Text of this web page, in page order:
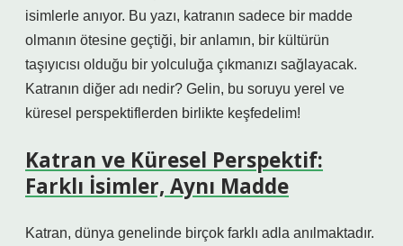
isimlerle anıyor. Bu yazı, katranın sadece bir madde
olmanın ötesine geçtiği, bir anlamın, bir kültürün
taşıyıcısı olduğu bir yolculuğa çıkmanızı sağlayacak.
Katranın diğer adı nedir? Gelin, bu soruyu yerel ve
küresel perspektiflerden birlikte keşfedelim!
Katran ve Küresel Perspektif:
Farklı İsimler, Aynı Madde
Katran, dünya genelinde birçok farklı adla anılmaktadır.